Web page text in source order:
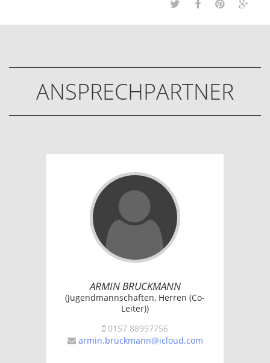
ANSPRECHPARTNER
ARMIN BRUCKMANN
(Jugendmannschaften, Herren (Co-
Leiter))
0157 88997756
armin.bruckmann@icloud.com